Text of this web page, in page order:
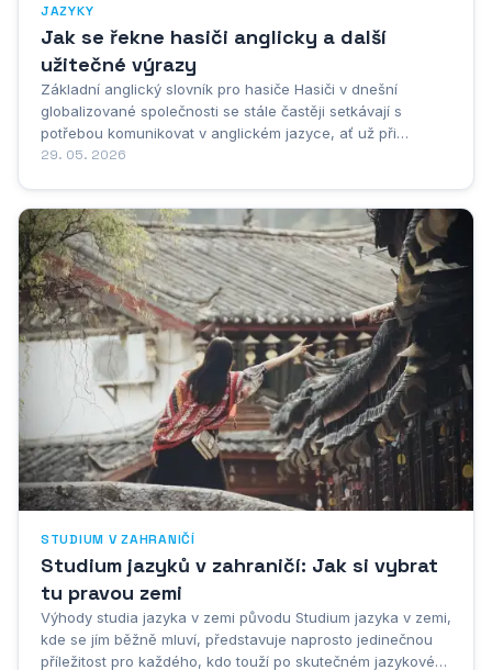
JAZYKY
Jak se řekne hasiči anglicky a další
užitečné výrazy
Základní anglický slovník pro hasiče Hasiči v dnešní
globalizované společnosti se stále častěji setkávají s
potřebou komunikovat v anglickém jazyce, ať už při
mezinárodních cvičeních, koordinaci s kolegy z jiných zemí
29. 05. 2026
STUDIUM V ZAHRANIČÍ
Studium jazyků v zahraničí: Jak si vybrat
tu pravou zemi
Výhody studia jazyka v zemi původu Studium jazyka v zemi,
kde se jím běžně mluví, představuje naprosto jedinečnou
příležitost pro každého, kdo touží po skutečném jazykovém